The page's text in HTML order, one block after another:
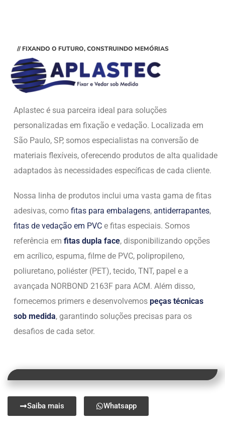
// FIXANDO O FUTURO, CONSTRUINDO MEMÓRIAS
Aplastec é sua parceira ideal para soluções
personalizadas em fixação e vedação. Localizada em
São Paulo, SP, somos especialistas na conversão de
materiais flexíveis, oferecendo produtos de alta qualidade
adaptados às necessidades específicas de cada cliente.
Nossa linha de produtos inclui uma vasta gama de fitas
adesivas, como fitas para embalagens, antiderrapantes,
fitas de vedação em PVC e fitas especiais. Somos
referência em fitas dupla face, disponibilizando opções
em acrílico, espuma, filme de PVC, polipropileno,
poliuretano, poliéster (PET), tecido, TNT, papel e a
avançada NORBOND 2163F para ACM. Além disso,
fornecemos primers e desenvolvemos peças técnicas
sob medida, garantindo soluções precisas para os
desafios de cada setor.
Saiba mais Whatsapp